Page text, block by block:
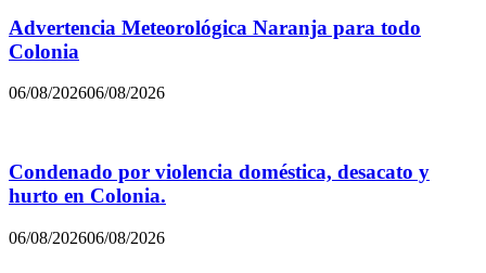
Advertencia Meteorológica Naranja para todo
Colonia
06/08/202606/08/2026
Condenado por violencia doméstica, desacato y
hurto en Colonia.
06/08/202606/08/2026